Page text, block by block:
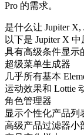
Pro 的需求。
是什么让 Jupiter X,
以下是 Jupiter X
具有高级条件显示
超级菜单生成器
几乎所有基本
运动效果和 Lottie
角色管理器
显示个性化产品列
高级产品过滤器小